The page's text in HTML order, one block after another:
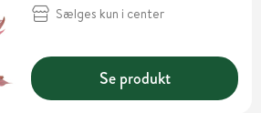
Sælges kun i center
Se produkt